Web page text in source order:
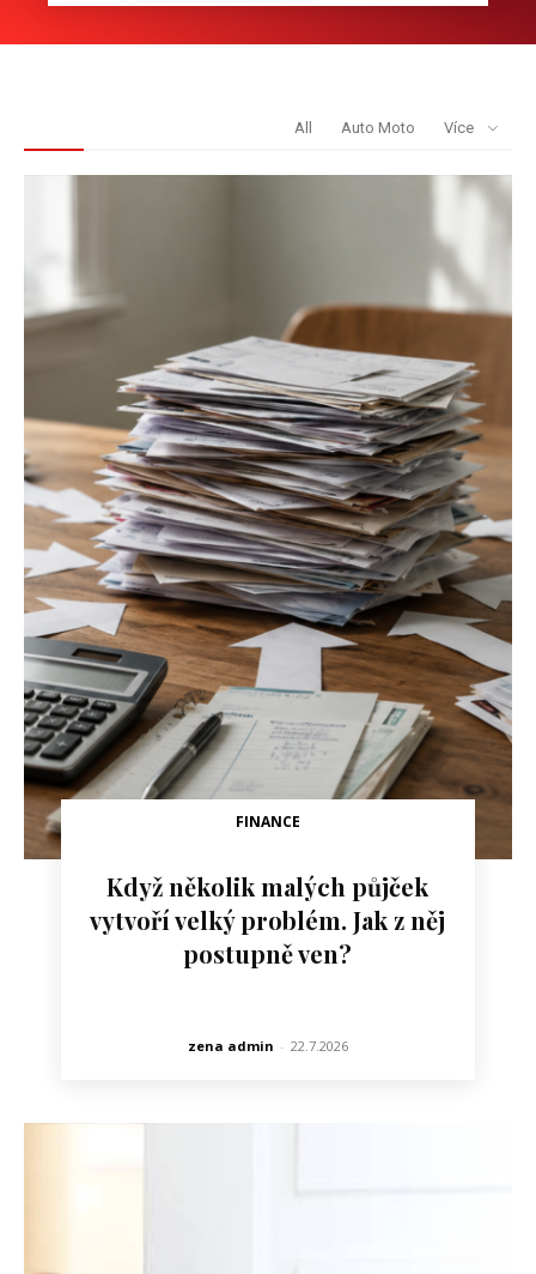
All Auto Moto Více
FINANCE
Když několik malých půjček
vytvoří velký problém. Jak z něj
postupně ven?
zena admin - 22.7.2026